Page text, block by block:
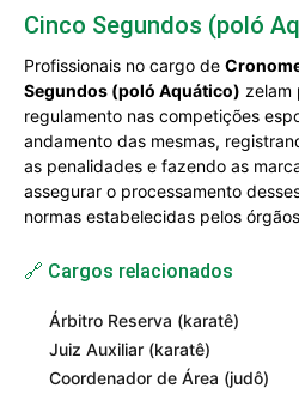
Cinco Segundos (poló
Profissionais no cargo de
Segundos (poló Aquático) zelam
regulamento nas competições
andamento das mesmas,
as penalidades e fazendo as
assegurar o processamento
normas estabelecidas pelos
🔗 Cargos relacionados
Árbitro Reserva (karatê)
Juiz Auxiliar (karatê)
Coordenador de Área (judô)